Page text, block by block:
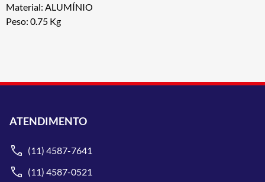
Material: ALUMÍNIO
Peso: 0.75 Kg
ATENDIMENTO
(11) 4587-7641
(11) 4587-0521